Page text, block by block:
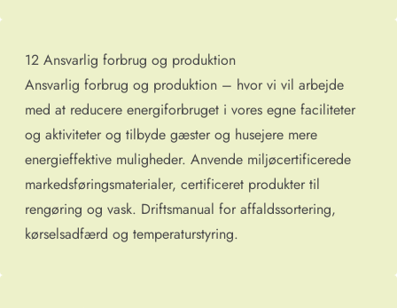
12 Ansvarlig forbrug og produktion
Ansvarlig forbrug og produktion – hvor vi vil arbejde
med at reducere energiforbruget i vores egne faciliteter
og aktiviteter og tilbyde gæster og husejere mere
energieffektive muligheder. Anvende miljøcertificerede
markedsføringsmaterialer, certificeret produkter til
rengøring og vask. Driftsmanual for affaldssortering,
kørselsadfærd og temperaturstyring.